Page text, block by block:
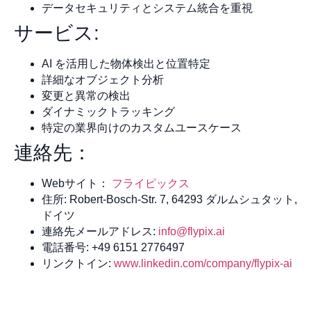
データセキュリティとシステム統合を重視
サービス:
AI を活用した物体検出と位置特定
詳細なオブジェクト分析
変更と異常の検出
ダイナミックトラッキング
特定の業界向けのカスタムユースケース
連絡先：
Webサイト： フライピックス
住所: Robert-Bosch-Str. 7, 64293 ダルムシュタット,
ドイツ
連絡先メールアドレス: info@flypix.ai
電話番号: +49 6151 2776497
リンクトイン: www.linkedin.com/company/flypix-ai